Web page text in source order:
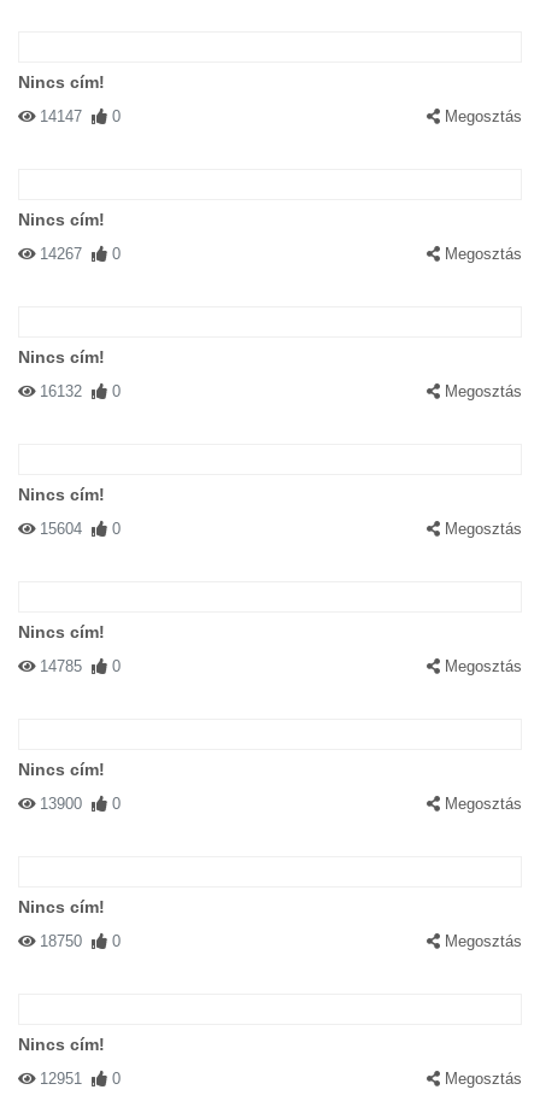
Nincs cím!
14147 0 Megosztás
Nincs cím!
14267 0 Megosztás
Nincs cím!
16132 0 Megosztás
Nincs cím!
15604 0 Megosztás
Nincs cím!
14785 0 Megosztás
Nincs cím!
13900 0 Megosztás
Nincs cím!
18750 0 Megosztás
Nincs cím!
12951 0 Megosztás